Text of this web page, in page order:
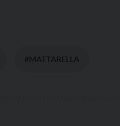
#MATTARELLA